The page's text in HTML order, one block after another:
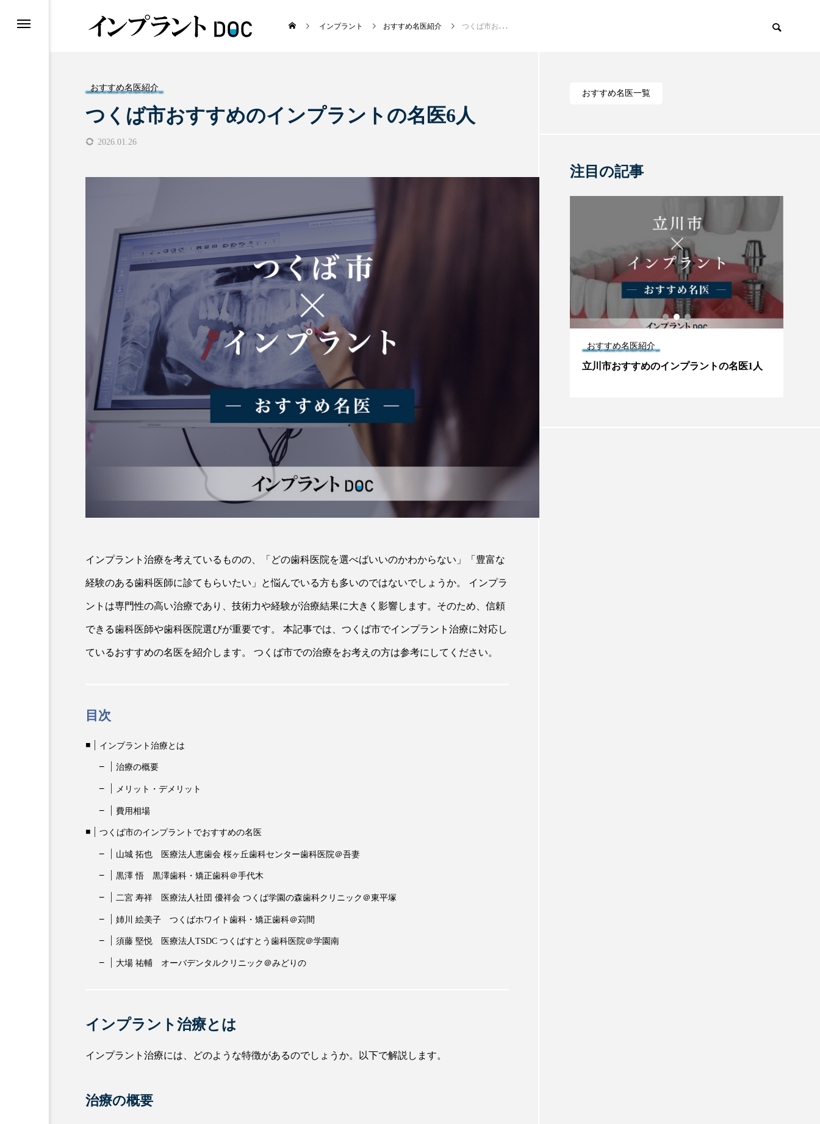
おすすめ名医紹介
横浜市おすすめの歯がボロボロの
名医3人
2025.10.21
注目のトピック
おすすめ名医一覧 コラム
作成 メリット ブリッジ
インプラント おすすめ名医紹介 つくば市おすすめのインプラントの名医6人
おすすめ名医紹介
つくば市おすすめのインプラントの名医6人
2026.01.26
インプラント治療を考えているものの、「どの歯科医院を選べばいいのかわからない」「豊富な
経験のある歯科医師に診てもらいたい」と悩んでいる方も多いのではないでしょうか。 インプラ
ントは専門性の高い治療であり、技術力や経験が治療結果に大きく影響します。そのため、信頼
できる歯科医師や歯科医院選びが重要です。 本記事では、つくば市でインプラント治療に対応し
ているおすすめの名医を紹介します。 つくば市での治療をお考えの方は参考にしてください。
目次
インプラント治療とは
治療の概要
メリット・デメリット
費用相場
つくば市のインプラントでおすすめの名医
山城 拓也 医療法人恵歯会 桜ヶ丘歯科センター歯科医院＠吾妻
黒澤 悟 黒澤歯科・矯正歯科＠手代木
二宮 寿祥 医療法人社団 優祥会 つくば学園の森歯科クリニック＠東平塚
姉川 絵美子 つくばホワイト歯科・矯正歯科＠苅間
須藤 堅悦 医療法人TSDC つくばすとう歯科医院＠学園南
大場 祐輔 オーバデンタルクリニック＠みどりの
インプラント治療とは
インプラント治療には、どのような特徴があるのでしょうか。以下で解説します。
治療の概要
おすすめ名医一覧
注目の記事
おすすめ名医紹介
神奈川県おすすめのインプラントの名医16
おすすめ名医紹介 おすすめ名医紹介
立川市おすすめのインプラントの名医1人